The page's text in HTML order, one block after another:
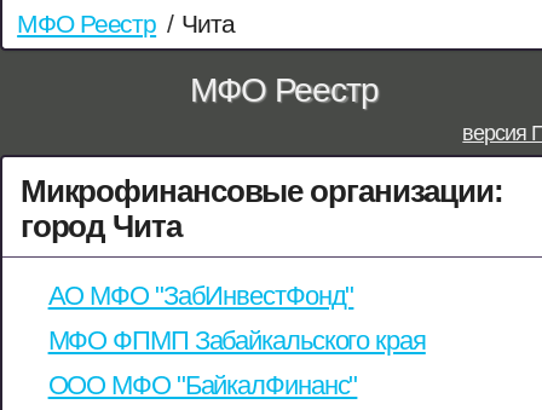
МФО Реестр / Чита
МФО Реестр
версия
Микрофинансовые организации:
город Чита
АО МФО "ЗабИнвестФонд"
МФО ФПМП Забайкальского края
ООО МФО "БайкалФинанс"